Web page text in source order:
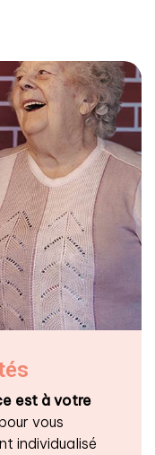
est à votre
vous
individualisé